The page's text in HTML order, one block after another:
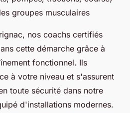
groupes musculaires
nos coachs certifiés
cette démarche grâce à
fonctionnel. Ils
à votre niveau et s'assurent
toute sécurité dans notre
d'installations modernes.